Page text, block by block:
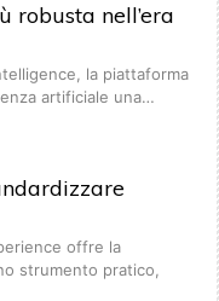
robusta nell’era
la piattaforma
artificiale una…
offre la
strumento pratico,